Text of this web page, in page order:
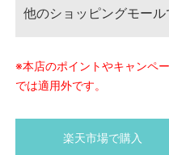
他のショッピングモール
※本店のポイントやキャンペ
では適用外です。
楽天市場で購入